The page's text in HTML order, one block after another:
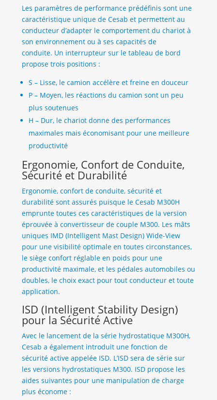
Les paramètres de performance prédéfinis sont une
caractéristique unique de Cesab et permettent au
conducteur d’adapter le comportement du chariot à
son environnement ou à ses capacités de
conduite. Un interrupteur sur le tableau de bord
propose trois positions :
S – Lisse, le camion accélère et freine en douceur
P – Moyen, les réactions du camion sont un peu
plus soutenues
H – Dur, le chariot donne des performances
maximales mais économisant pour une meilleure
productivité
Ergonomie, Confort de Conduite,
Sécurité et Durabilité
Ergonomie, confort de conduite, sécurité et
durabilité sont assurés puisque le Cesab M300H
emprunte toutes ces caractéristiques de la version
éprouvée à convertisseur de couple M300. Les mâts
uniques IMD (Intelligent Mast Design) Wide-View
pour une visibilité optimale en toutes circonstances,
le siège confort réglable en poids pour une
productivité maximale, et les pédales automobiles ou
doubles, le choix exact pour tout conducteur et toute
application.
ISD (Intelligent Stability Design)
pour la Sécurité Active
Avec le lancement de la série hydrostatique M300H,
Cesab a également introduit une fonction de
sécurité active appelée ISD. L’ISD sera de série sur
les versions hydrostatiques M300. ISD propose les
aides suivantes pour une manipulation de charge
plus économe :